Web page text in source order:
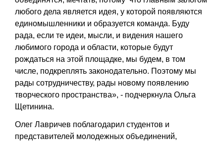
любого дела является идея, у которой появляются
единомышленники и образуется команда. Буду
рада, если те идеи, мысли, и видения нашего
любимого города и области, которые будут
рождаться на этой площадке, мы будем, в том
числе, подкреплять законодательно. Поэтому мы
рады сотрудничеству, рады новому появлению
творческого пространства», - подчеркнула Ольга
Щетинина.
Олег Лавричев поблагодарил студентов и
представителей молодежных объединений,